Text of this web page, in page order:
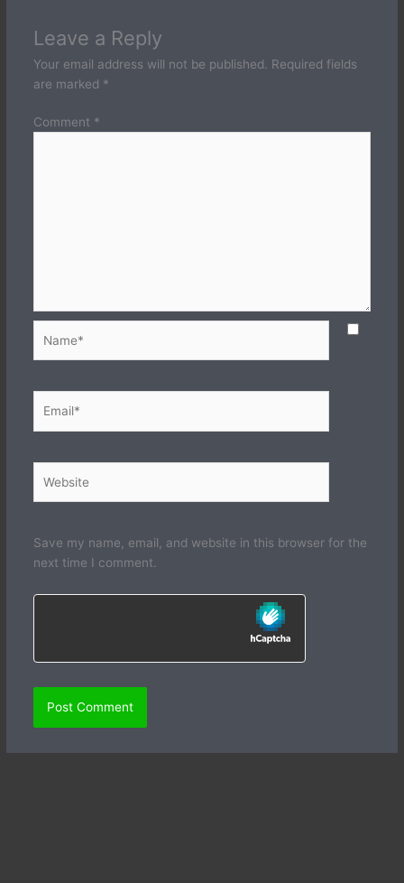
Leave a Reply
Your email address will not be published.
Required fields
are marked *
Comment *
Save my name, email, and website in this browser for the
next time I comment.